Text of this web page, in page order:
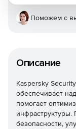
Описание
Kaspersky
обеспечивает
помогает
инфраструктуры.
безопасности,
Поможем с